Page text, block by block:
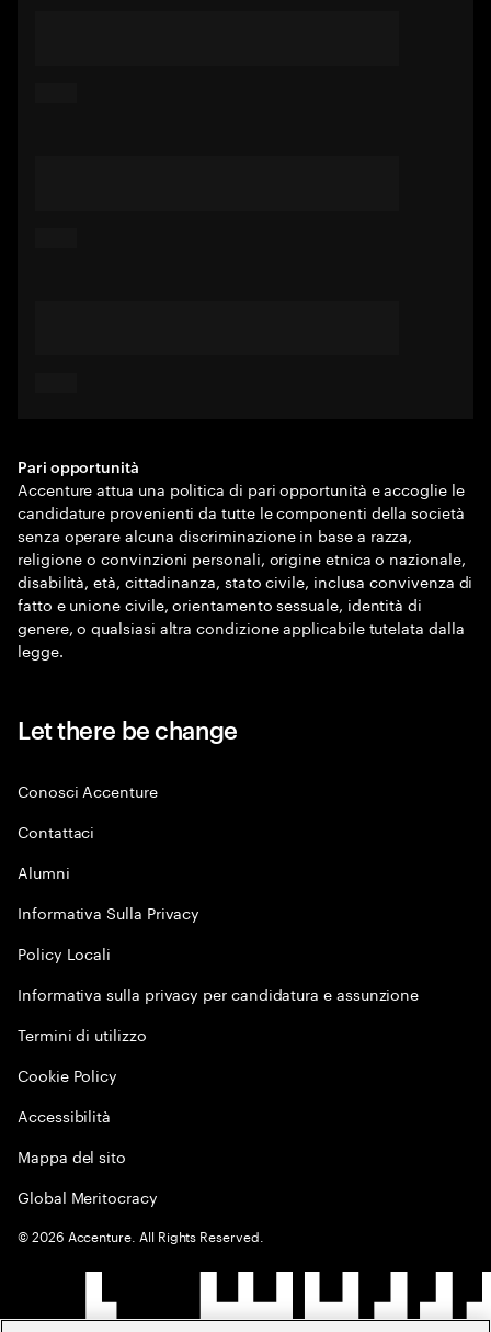
Pari opportunità
Accenture attua una politica di pari opportunità e accoglie le
candidature provenienti da tutte le componenti della società
senza operare alcuna discriminazione in base a razza,
religione o convinzioni personali, origine etnica o nazionale,
disabilità, età, cittadinanza, stato civile, inclusa convivenza di
fatto e unione civile, orientamento sessuale, identità di
genere, o qualsiasi altra condizione applicabile tutelata dalla
legge.
Let there be change
Conosci Accenture
Contattaci
Alumni
Informativa Sulla Privacy
Policy Locali
Informativa sulla privacy per candidatura e assunzione
Termini di utilizzo
Cookie Policy
Accessibilità
Mappa del sito
Global Meritocracy
©2026 Accenture. All Rights Reserved.